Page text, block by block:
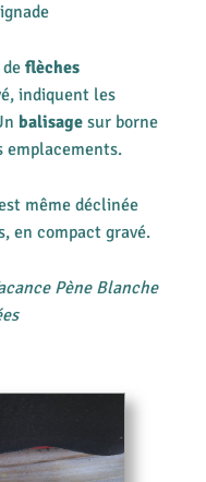
flèches
indiquent les
balisagesur borne
emplacements.
même déclinée
en compact gravé.
Pène Blanche